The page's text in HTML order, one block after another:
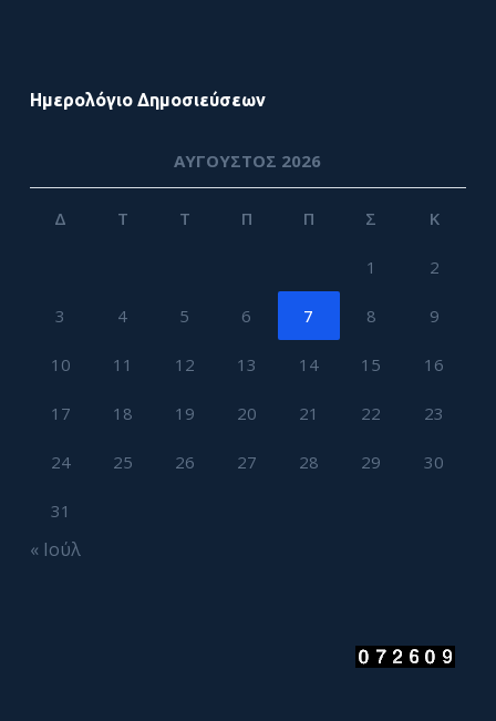
Ημερολόγιο Δημοσιεύσεων
ΑΎΓΟΥΣΤΟΣ 2026
Δ Τ Τ Π Π Σ Κ
1 2
3 4 5 6 7 8 9
10 11 12 13 14 15 16
17 18 19 20 21 22 23
24 25 26 27 28 29 30
31
« Ιούλ